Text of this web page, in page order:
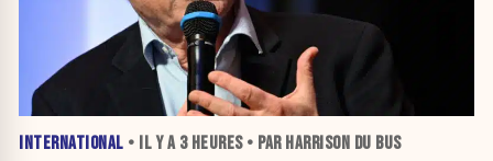
INTERNATIONAL • IL Y A 3 HEURES• PAR HARRISON DU BUS